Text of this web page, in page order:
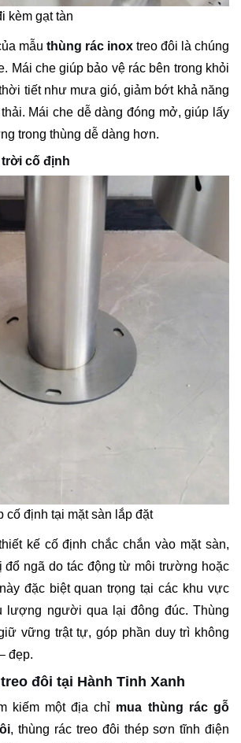
kèm gạt tàn
mẫu thùng rác inox treo đôi là chúng
Mái che giúp bảo vệ rác bên trong khỏi
tiết như mưa gió, giảm bớt khả năng
Mái che dễ dàng đóng mở, giúp lấy
trong thùng dễ dàng hơn.
cố định
cố định tại mặt sàn lắp đặt
kế cố định chắc chắn vào mặt sàn,
đổ ngã do tác động từ môi trường hoặc
đặc biệt quan trọng tại các khu vực
lượng người qua lại đông đúc. Thùng
vững trật tự, góp phần duy trì không
đẹp.
đôi tại Hành Tinh Xanh
kiếm một địa chỉ mua thùng rác gỗ
, thùng rác treo đôi thép sơn tĩnh điện